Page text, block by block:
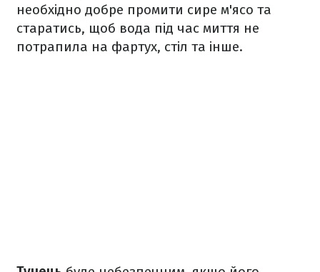
необхідно добре промити сире м'ясо та
старатись, щоб вода під час миття не
потрапила на фартух, стіл та інше.